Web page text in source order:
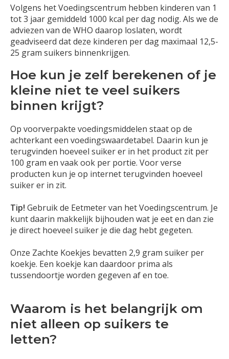
Volgens het Voedingscentrum hebben kinderen van 1
tot 3 jaar gemiddeld 1000 kcal per dag nodig. Als we de
adviezen van de WHO daarop loslaten, wordt
geadviseerd dat deze kinderen per dag maximaal 12,5-
25 gram suikers binnenkrijgen.
Hoe kun je zelf berekenen of je
kleine niet te veel suikers
binnen krijgt?
Op voorverpakte voedingsmiddelen staat op de
achterkant een voedingswaardetabel. Daarin kun je
terugvinden hoeveel suiker er in het product zit per
100 gram en vaak ook per portie. Voor verse
producten kun je op internet terugvinden hoeveel
suiker er in zit.
Tip! Gebruik de Eetmeter van het Voedingscentrum. Je
kunt daarin makkelijk bijhouden wat je eet en dan zie
je direct hoeveel suiker je die dag hebt gegeten.
Onze Zachte Koekjes bevatten 2,9 gram suiker per
koekje. Een koekje kan daardoor prima als
tussendoortje worden gegeven af en toe.
Waarom is het belangrijk om
niet alleen op suikers te
letten?